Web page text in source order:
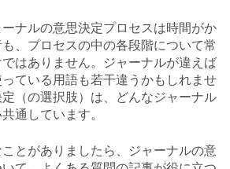
ナルの意思決定プロセスは時間がか
、プロセスの中の各段階について常
はありません。ジャーナルが違えば
ている用語も若干違うかもしれませ
（の選択肢）は、どんなジャーナル
通しています。
とがありましたら、ジャーナルの意